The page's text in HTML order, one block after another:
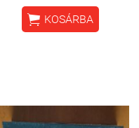
 KOSÁRBA